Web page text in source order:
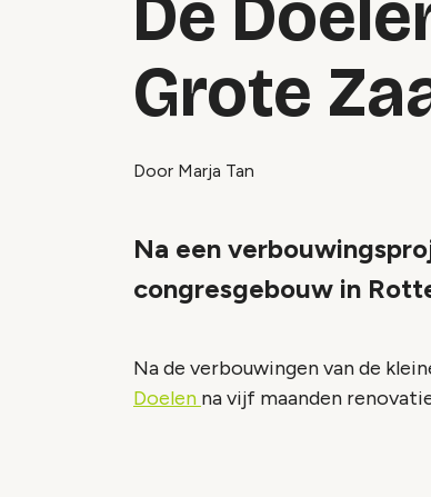
De
Grote
Door Marja Tan
Na een
congresgebouw in
Na de verbouwingen van de
Doelen na vijf maanden